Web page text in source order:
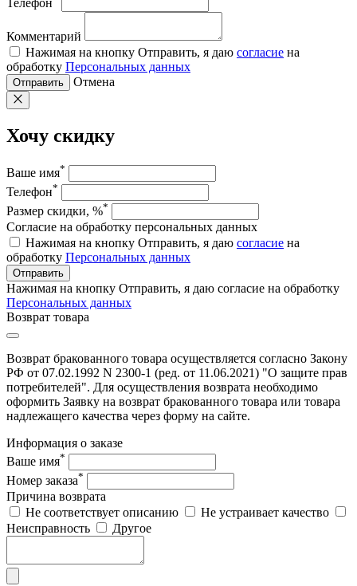
Телефон
Комментарий
Нажимая на кнопку Отправить, я даю согласие на
обработку Персональных данных
Отправить Отмена
Хочу скидку
Ваше имя*
Телефон*
Размер скидки, %*
Согласие на обработку персональных данных
Нажимая на кнопку Отправить, я даю согласие на
обработку Персональных данных
Отправить
Нажимая на кнопку Отправить, я даю согласие на обработку
Персональных данных
Возврат товара
Возврат бракованного товара осуществляется согласно Закону
РФ от 07.02.1992 N 2300-1 (ред. от 11.06.2021) "О защите прав
потребителей". Для осуществления возврата необходимо
оформить Заявку на возврат бракованного товара или товара
надлежащего качества через форму на сайте.
Информация о заказе
Ваше имя*
Номер заказа*
Причина возврата
Не соответствует описанию
Не устраивает качество
Неисправность
Другое